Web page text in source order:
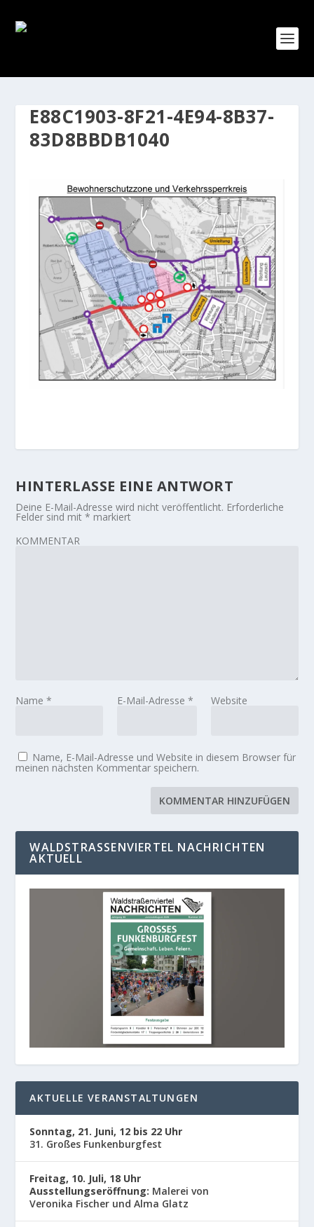
E88C1903-8F21-4E94-8B37-
83D8BBDB1040
HINTERLASSE EINE ANTWORT
Deine E-Mail-Adresse wird nicht veröffentlicht. Erforderliche
Felder sind mit* markiert
KOMMENTAR
Name* E-Mail-Adresse * Website
Name, E-Mail-Adresse und Website in diesem Browser für
meinen nächsten Kommentar speichern.
WALDSTRASSENVIERTEL NACHRICHTEN A
KTUELL
AKTUELLE VERANSTALTUNGEN
Sonntag, 21. Juni, 12 bis 22 Uhr
31. Großes Funkenburgfest
Freitag, 10. Juli, 18 Uhr
Ausstellungseröffnung: Malerei von
Veronika Fischer und Alma Glatz